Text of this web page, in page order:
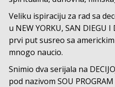
Veliku ispiraciju za rad sa
u NEW YORKU, SAN DIEGU
prvi put susreo sa
mnogo naucio.
Snimio dva serijala na
pod nazivom SOU